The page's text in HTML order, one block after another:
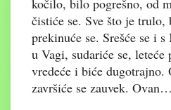
čistiće se. Sve što je trulo,
prekinuće se. Srešće se i
u Vagi, sudariće se, leteće
vredeće i biće dugotrajno.
završiće se zauvek. Ovan…